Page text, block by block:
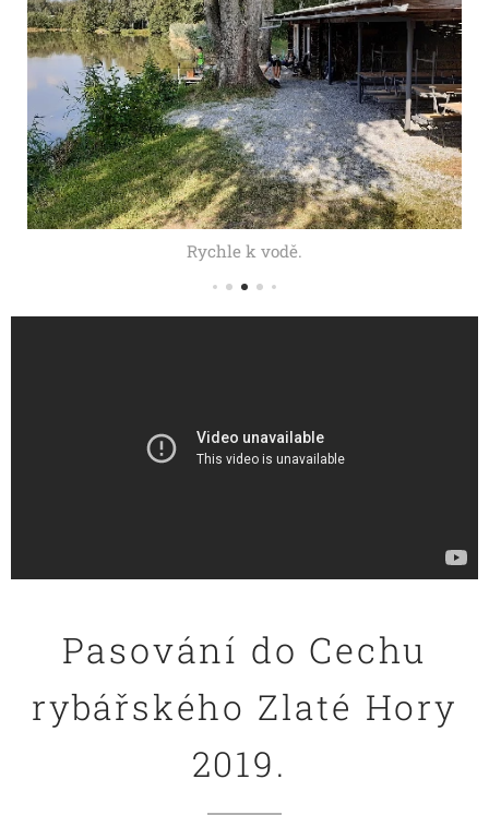
Rychle k vodě.
Pasování do Cechu
rybářského Zlaté Hory
2019.